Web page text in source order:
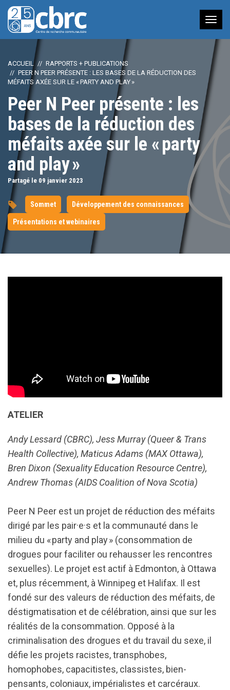
à
ACCUEIL
RAPPORTS + PUBLICATIONS
PEER N PEER PRÉSENTE : LES BASES DE LA RÉDUCTION DES
MÉFAITS AXÉE SUR LE « PARTY AND PLAY »
Peer N Peer présente : les
bases de la réduction des
méfaits axée sur le « party
and play »
Partagé le 09 janvier 2023
Sommet Développement des connaissances
Présentations et webinaires
ATELIER
Andy Lessard (CBRC), Jess Murray (Queer & Trans
Health Collective), Maticus Adams (MAX Ottawa),
Bren Dixon (Sexuality Education Resource Centre),
Andrew Thomas (AIDS Coalition of Nova Scotia)
Peer N Peer est un projet de réduction des méfaits
dirigé par les pair·e·s et la communauté dans le
milieu du « party and play » (consommation de
drogues pour faciliter ou rehausser les rencontres
sexuelles). Le projet est actif à Edmonton, à Ottawa
et, plus récemment, à Winnipeg et Halifax. Il est
fondé sur des valeurs de réduction des méfaits, de
déstigmatisation et de célébration, ainsi que sur les
réalités de la consommation. Opposé à la
criminalisation des drogues et du travail du sexe, il
défie les projets racistes, transphobes,
homophobes, capacitistes, classistes, bien-
pensants, coloniaux, impérialistes et carcéraux.